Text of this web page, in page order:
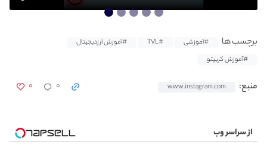
برچسب ها #آموزشی #TVL
#آموزش ارزدیجیتال
#آموزش کریپتو
منبع: www.instagram.com ۰ ۰
از سراسر وب